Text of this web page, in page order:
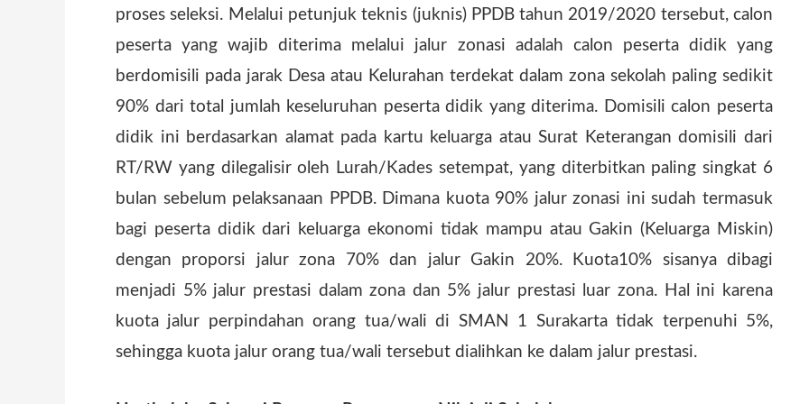
proses seleksi. Melalui petunjuk teknis (juknis) PPDB tahun 2019/2020 tersebut, calon
peserta yang wajib diterima melalui jalur zonasi adalah calon peserta didik yang
berdomisili pada jarak Desa atau Kelurahan terdekat dalam zona sekolah paling sedikit
90% dari total jumlah keseluruhan peserta didik yang diterima. Domisili calon peserta
didik ini berdasarkan alamat pada kartu keluarga atau Surat Keterangan domisili dari
RT/RW yang dilegalisir oleh Lurah/Kades setempat, yang diterbitkan paling singkat 6
bulan sebelum pelaksanaan PPDB. Dimana kuota 90% jalur zonasi ini sudah termasuk
bagi peserta didik dari keluarga ekonomi tidak mampu atau Gakin (Keluarga Miskin)
dengan proporsi jalur zona 70% dan jalur Gakin 20%. Kuota10% sisanya dibagi
menjadi 5% jalur prestasi dalam zona dan 5% jalur prestasi luar zona. Hal ini karena
kuota jalur perpindahan orang tua/wali di SMAN 1 Surakarta tidak terpenuhi 5%,
sehingga kuota jalur orang tua/wali tersebut dialihkan ke dalam jalur prestasi.